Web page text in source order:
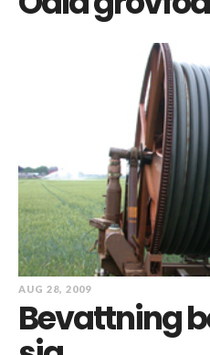
AUG 28, 2009
Bevattning